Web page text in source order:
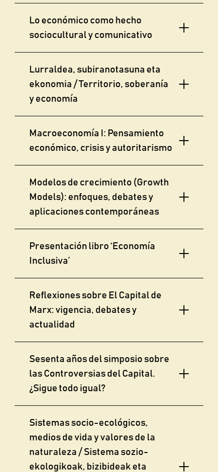
Lo económico como hecho
sociocultural y comunicativo
Lurraldea, subiranotasuna eta
ekonomia / Territorio, soberanía
y economía
Macroeconomía I: Pensamiento
económico, crisis y autoritarismo
Modelos de crecimiento (Growth
Models): enfoques, debates y
aplicaciones contemporáneas
Presentación libro ‘Economía
Inclusiva’
Reflexiones sobre El Capital de
Marx: vigencia, debates y
actualidad
Sesenta años del simposio sobre
las Controversias del Capital.
¿Sigue todo igual?
Sistemas socio-ecológicos,
medios de vida y valores de la
naturaleza / Sistema sozio-
ekologikoak, bizibideak eta